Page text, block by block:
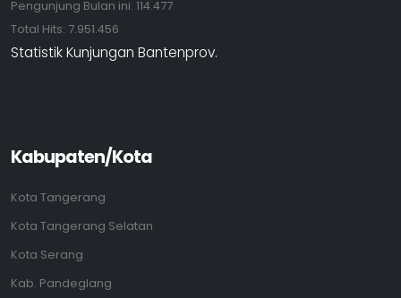
Pengunjung Bulan ini: 114.477
Total Hits: 7.951.456
Statistik Kunjungan Bantenprov.
Kabupaten/Kota
Kota Tangerang
Kota Tangerang Selatan
Kota Serang
Kab. Pandeglang